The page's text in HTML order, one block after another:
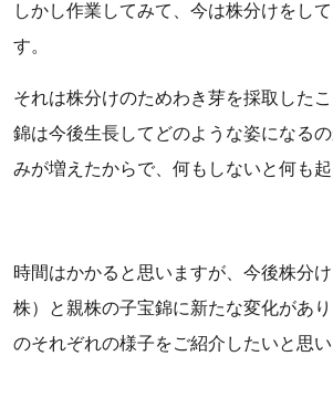
しかし作業してみて、今は株分けをし
す。
それは株分けのためわき芽を採取した
錦は今後生長してどのような姿になる
みが増えたからで、何もしないと何も起
時間はかかると思いますが、今後株分
株）と親株の子宝錦に新たな変化があ
のそれぞれの様子をご紹介したいと思い